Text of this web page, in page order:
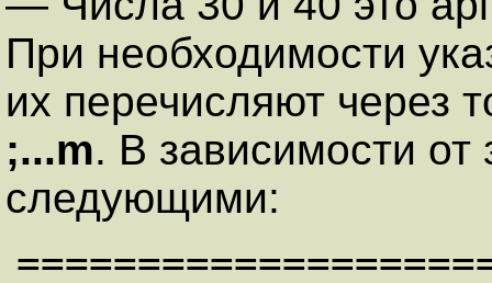
При необходимости
их перечисляют через
;...m. В зависимости от
следующими: